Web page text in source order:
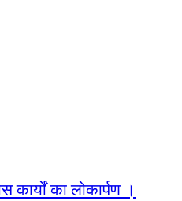
का लोकार्पण ।